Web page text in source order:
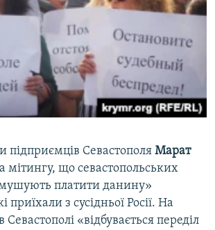
підприємців Севастополя Марат
мітингу, що севастопольських
платити данину»
з сусідньої Росії. На
«відбувається переділ